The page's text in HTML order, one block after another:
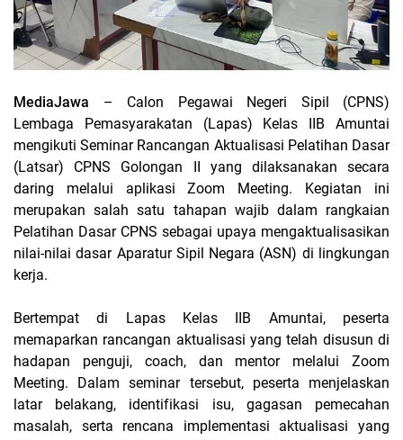
MediaJawa – Calon Pegawai Negeri Sipil (CPNS)
Lembaga Pemasyarakatan (Lapas) Kelas IIB Amuntai
mengikuti Seminar Rancangan Aktualisasi Pelatihan Dasar
(Latsar) CPNS Golongan II yang dilaksanakan secara
daring melalui aplikasi Zoom Meeting. Kegiatan ini
merupakan salah satu tahapan wajib dalam rangkaian
Pelatihan Dasar CPNS sebagai upaya mengaktualisasikan
nilai-nilai dasar Aparatur Sipil Negara (ASN) di lingkungan
kerja.
Bertempat di Lapas Kelas IIB Amuntai, peserta
memaparkan rancangan aktualisasi yang telah disusun di
hadapan penguji, coach, dan mentor melalui Zoom
Meeting. Dalam seminar tersebut, peserta menjelaskan
latar belakang, identifikasi isu, gagasan pemecahan
masalah, serta rencana implementasi aktualisasi yang